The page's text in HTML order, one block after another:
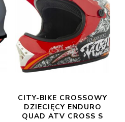
CITY-BIKE CROSSOWY
DZIECIĘCY ENDURO
QUAD ATV CROSS S